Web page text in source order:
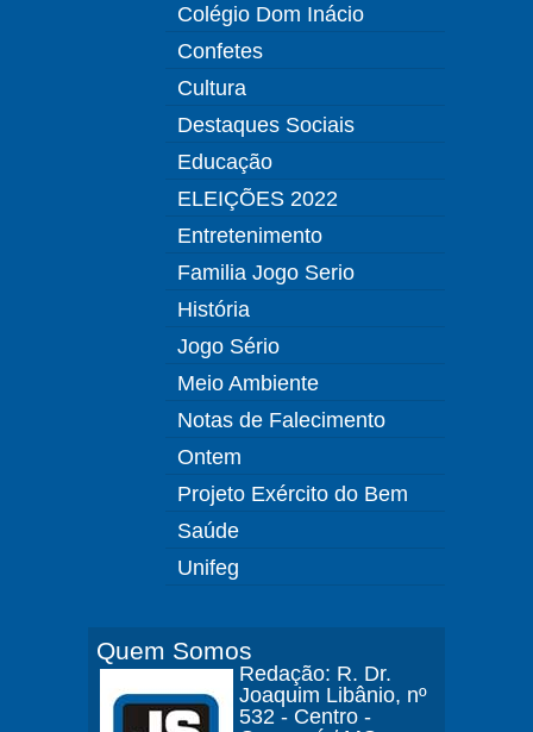
Colégio Dom Inácio
Confetes
Cultura
Destaques Sociais
Educação
ELEIÇÕES 2022
Entretenimento
Familia Jogo Serio
História
Jogo Sério
Meio Ambiente
Notas de Falecimento
Ontem
Projeto Exército do Bem
Saúde
Unifeg
Quem Somos
Redação: R. Dr.
Joaquim Libânio, nº
532 - Centro -